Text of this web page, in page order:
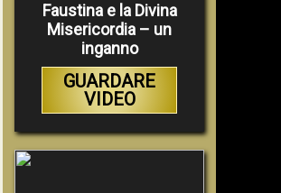
Faustina e la Divina
Misericordia – un
inganno
GUARDARE
VIDEO